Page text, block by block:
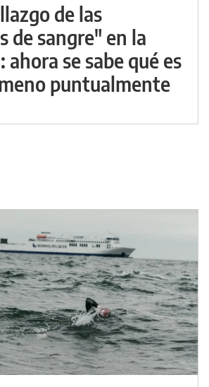
de las
de sangre" en la
se sabe qué es
puntualmente